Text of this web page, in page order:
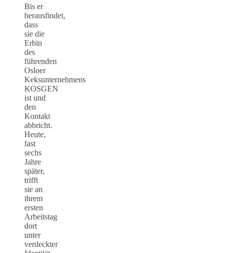
Bis er
herausfindet,
dass
sie die
Erbin
des
führenden
Osloer
Keksunternehmens
KOSGEN
ist und
den
Kontakt
abbricht.
Heute,
fast
sechs
Jahre
später,
trifft
sie an
ihrem
ersten
Arbeitstag
dort
unter
verdeckter